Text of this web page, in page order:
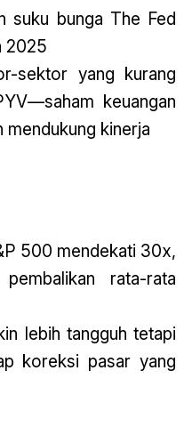
suku bunga The Fed
2025
sektor yang kurang
keuangan
kinerja
500 mendekati 30x,
rata-rata
lebih tangguh tetapi
koreksi pasar yang